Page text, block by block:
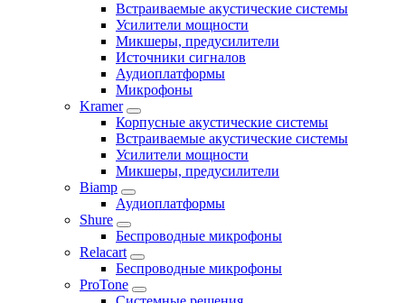
Встраиваемые акустические системы
Усилители мощности
Микшеры, предусилители
Источники сигналов
Аудиоплатформы
Микрофоны
Kramer
Корпусные акустические системы
Встраиваемые акустические системы
Усилители мощности
Микшеры, предусилители
Biamp
Аудиоплатформы
Shure
Беспроводные микрофоны
Relacart
Беспроводные микрофоны
ProTone